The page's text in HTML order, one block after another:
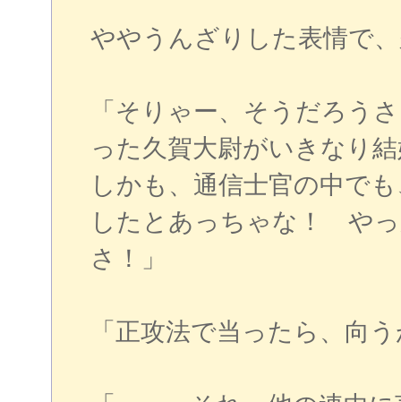
ややうんざりした表情で
「そりゃー、そうだろう
った久賀大尉がいきなり
しかも、通信士官の中で
したとあっちゃな！ や
さ！」
「正攻法で当ったら、向